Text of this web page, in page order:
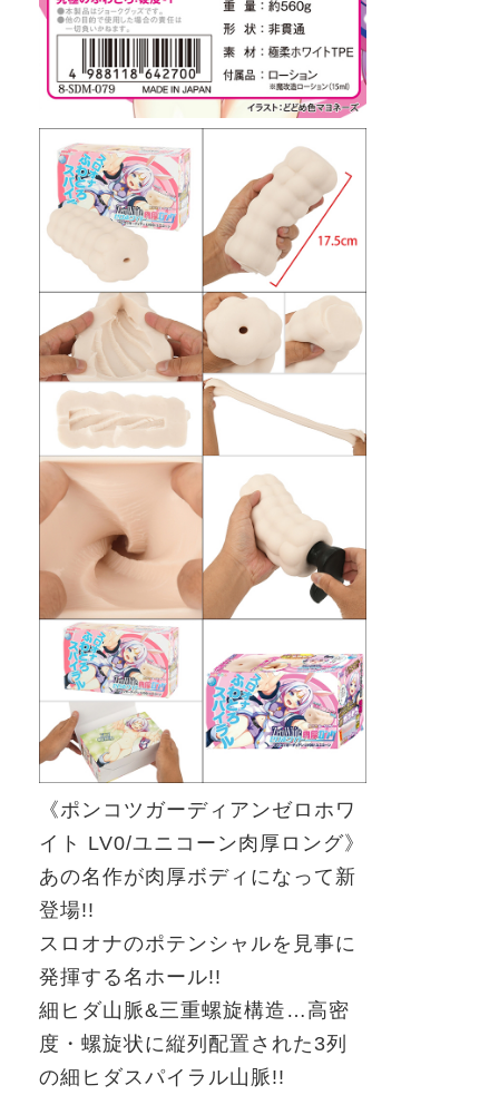
《ポンコツガーディアンゼロホワ
イト LV0/ユニコーン肉厚ロング》
あの名作が肉厚ボディになって新
登場!!
スロオナのポテンシャルを見事に
発揮する名ホール!!
細ヒダ山脈&三重螺旋構造 … 高密
度・螺旋状に縦列配置された 3列
の細ヒダスパイラル山脈!!